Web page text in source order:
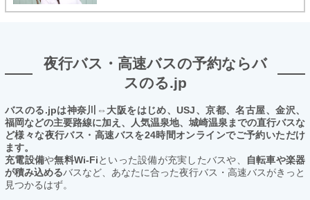
夜行バス・高速バスの予約ならバ
スのる.jp
バスのる.jpは神奈川⇔大阪をはじめ、USJ、京都、名古屋、金沢、
福岡などの主要路線に加え、人気温泉地、城崎温泉までの直行バスな
ど様々な夜行バス・高速バスを24時間オンラインでご予約いただけ
ます。
充電設備や無料Wi-Fiといった設備が充実したバスや、
自転車や楽器
が積み込めるバスなど、あなたに合った夜行バス・高速バスがきっと
見つかるはず。